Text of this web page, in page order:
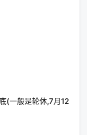
(一般是轮休,7月12